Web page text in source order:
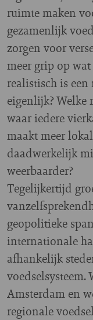
ruimte maken
gezamenlijk
zorgen voor
meer grip op
realistisch is
eigenlijk? Welke
waar iedere
maakt meer
daadwerkelijk
weerbaarder?
Tegelijkertijd
geopolitieke
internationale
afhankelijk
voedselsysteem.
Amsterdam en
regionale